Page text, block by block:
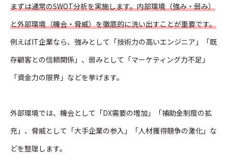
まずは通常のSWOT分析を実施します。内部環境（強み・弱み）
と外部環境（機会・脅威）を徹底的に洗い出すことが重要です。
例えばIT企業なら、強みとして「技術力の高いエンジニア」「既
存顧客との信頼関係」、弱みとして「マーケティング力不足」
「資金力の限界」などを挙げます。
外部環境では、機会として「DX需要の増加」「補助金制度の拡
充」、脅威として「大手企業の参入」「人材獲得競争の激化」な
どを整理します。